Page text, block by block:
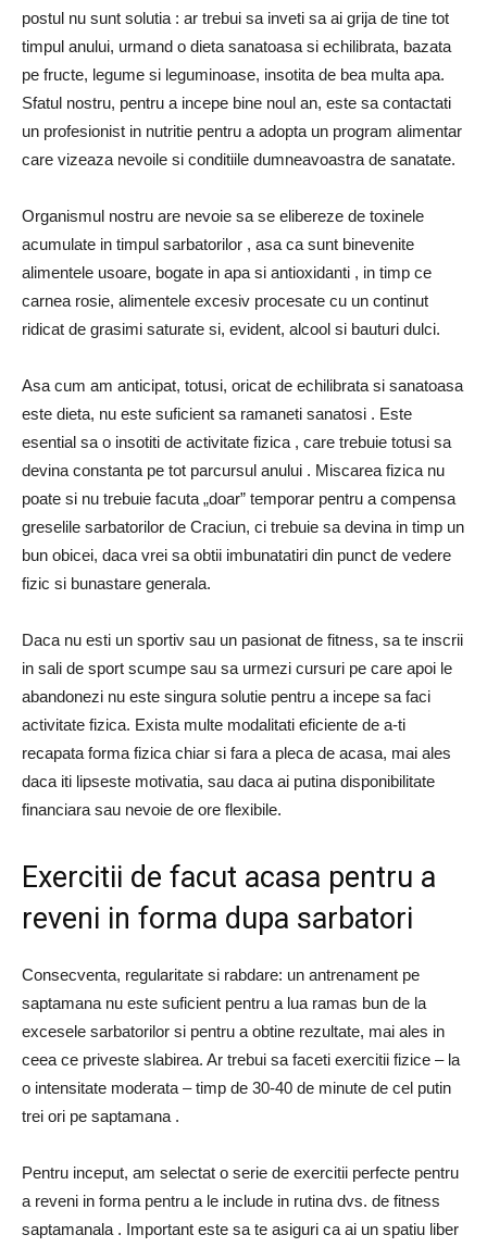
postul nu sunt solutia : ar trebui sa inveti sa ai grija de tine tot
timpul anului, urmand o dieta sanatoasa si echilibrata, bazata
pe fructe, legume si leguminoase, insotita de bea multa apa.
Sfatul nostru, pentru a incepe bine noul an, este sa contactati
un profesionist in nutritie pentru a adopta un program alimentar
care vizeaza nevoile si conditiile dumneavoastra de sanatate.
Organismul nostru are nevoie sa se elibereze de toxinele
acumulate in timpul sarbatorilor , asa ca sunt binevenite
alimentele usoare, bogate in apa si antioxidanti , in timp ce
carnea rosie, alimentele excesiv procesate cu un continut
ridicat de grasimi saturate si, evident, alcool si bauturi dulci.
Asa cum am anticipat, totusi, oricat de echilibrata si sanatoasa
este dieta, nu este suficient sa ramaneti sanatosi . Este
esential sa o insotiti de activitate fizica , care trebuie totusi sa
devina constanta pe tot parcursul anului . Miscarea fizica nu
poate si nu trebuie facuta „doar” temporar pentru a compensa
greselile sarbatorilor de Craciun, ci trebuie sa devina in timp un
bun obicei, daca vrei sa obtii imbunatatiri din punct de vedere
fizic si bunastare generala.
Daca nu esti un sportiv sau un pasionat de fitness, sa te inscrii
in sali de sport scumpe sau sa urmezi cursuri pe care apoi le
abandonezi nu este singura solutie pentru a incepe sa faci
activitate fizica. Exista multe modalitati eficiente de a-ti
recapata forma fizica chiar si fara a pleca de acasa, mai ales
daca iti lipseste motivatia, sau daca ai putina disponibilitate
financiara sau nevoie de ore flexibile.
Exercitii de facut acasa pentru a
reveni in forma dupa sarbatori
Consecventa, regularitate si rabdare: un antrenament pe
saptamana nu este suficient pentru a lua ramas bun de la
excesele sarbatorilor si pentru a obtine rezultate, mai ales in
ceea ce priveste slabirea. Ar trebui sa faceti exercitii fizice – la
o intensitate moderata – timp de 30-40 de minute de cel putin
trei ori pe saptamana .
Pentru inceput, am selectat o serie de exercitii perfecte pentru
a reveni in forma pentru a le include in rutina dvs. de fitness
saptamanala . Important este sa te asiguri ca ai un spatiu liber